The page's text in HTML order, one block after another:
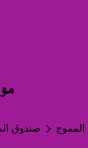
صندوق المموج